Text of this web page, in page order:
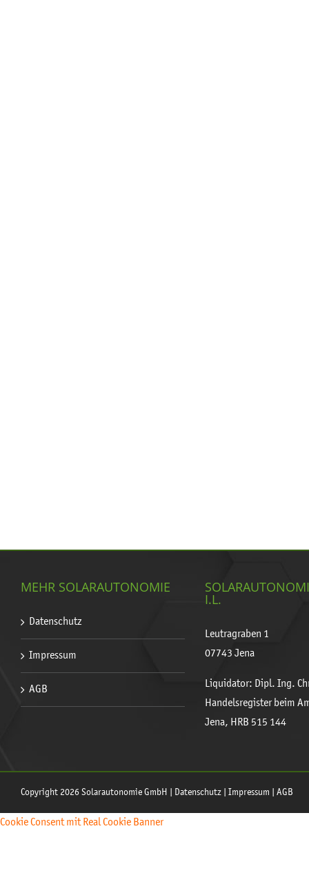
MEHR SOLARAUTONOMIE
Datenschutz
Impressum
AGB
I.L.
Leutragraben 1
07743 Jena
Liquidator: Dipl. Ing.
Handelsregister beim
Jena, HRB 515 144
Copyright 2026 Solarautonomie GmbH | Datenschutz Impressum AGB
Cookie Consent mit Real Cookie Banner